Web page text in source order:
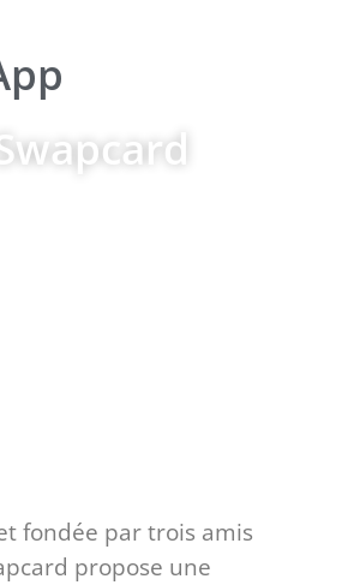
Swapcard
fondée par trois amis
propose une